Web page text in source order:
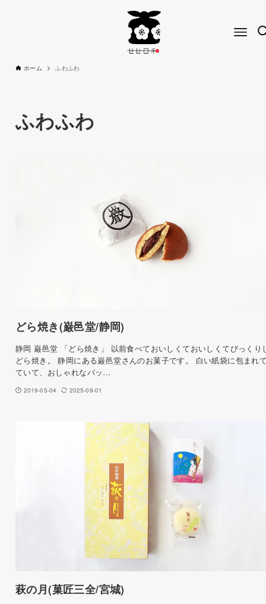
ホーム ふわふわ
ふわふわ
どら焼き(巌邑堂/静岡)
静岡 巌邑堂 「どら焼き」 以前食べておいしくておいしくてびっくり
どら焼き。 静岡にある巌邑堂さんのお菓子です。 白い紙袋に包まれ
ていて、おしゃれなパッ…
2019-05-04 2025-09-01
萩の月(菓匠三全/宮城)